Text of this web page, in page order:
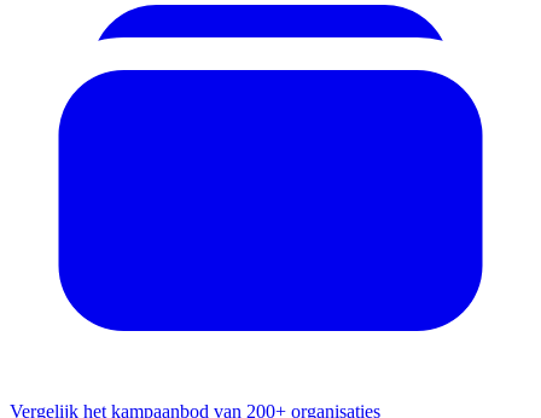
Vergelijk het kampaanbod van 200+ organisaties